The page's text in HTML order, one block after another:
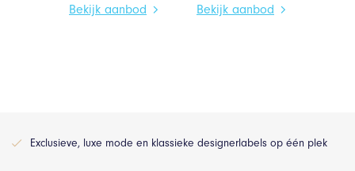
Bekijk aanbod Bekijk aanbod
Exclusieve, luxe mode en klassieke designerlabels op één plek